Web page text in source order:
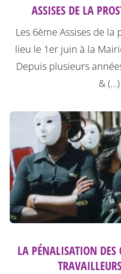
ASSISES DE LA
Les 6ème Assises de
lieu le 1er juin à la
Depuis plusieurs
& (…)
LA PÉNALISATION